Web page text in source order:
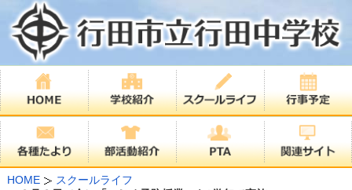
HOME
スクールライフ